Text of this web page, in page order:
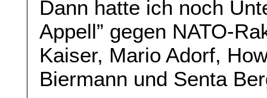
Dann hatte ich noch
Appell” gegen NATO-
Kaiser, Mario Adorf,
Biermann und Senta